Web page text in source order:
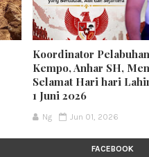
Koordinator
Kempo, Anhar SH,
Selamat Hari hari
1 Juni 2026
Ng Jun 01, 2026
FACEBOOK